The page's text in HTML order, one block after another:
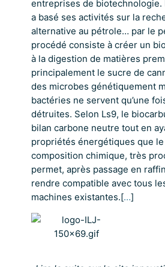
entreprises de biotechnologie.
a basé ses activités sur la
alternative au pétrole… par le
procédé consiste à créer un
à la digestion de matières
principalement le sucre de
des microbes génétiquement
bactéries ne servent qu’une
détruites. Selon Ls9, le
bilan carbone neutre tout en
propriétés énergétiques que
composition chimique, très
permet, après passage en
rendre compatible avec tous
machines existantes.[…]